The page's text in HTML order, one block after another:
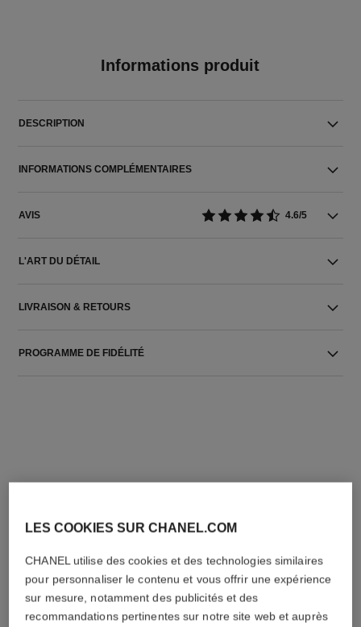
Informations produit
DESCRIPTION
INFORMATIONS COMPLÉMENTAIRES
AVIS 4.6/5
L'ART DU DÉTAIL
LIVRAISON & RETOURS
PROGRAMME DE FIDÉLITÉ
LES COOKIES SUR CHANEL.COM
CHANEL utilise des cookies et des technologies similaires
pour personnaliser le contenu et vous offrir une expérience
sur mesure, notamment des publicités et des
recommandations pertinentes sur notre site web et auprès